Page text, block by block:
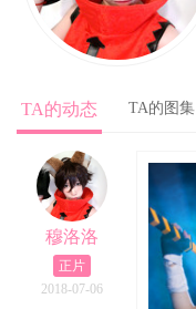
TA的动态 TA的图集
穆洛洛
正片
2018-07-06